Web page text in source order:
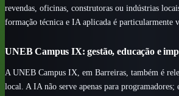
revendas, oficinas, construtoras ou indústrias
formação técnica e IA aplicada é particularmente
UNEB Campus IX: gestão, educação e
A UNEB Campus IX, em Barreiras, também é
local. A IA não serve apenas para programadores;